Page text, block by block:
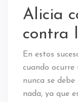
Alicia
contra
En estos
cuando ocurre
nunca se
nada, ya que